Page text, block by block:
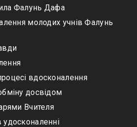
Фалунь Дафа
молодих учнів Фалунь
вдосконалення
досвідом
Вчителя